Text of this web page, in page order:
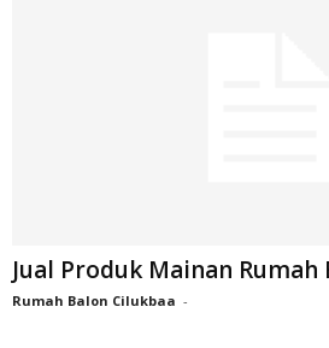
Jual Produk Mainan Rumah
Rumah Balon Cilukbaa -